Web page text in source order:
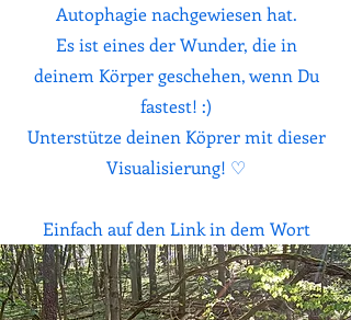
Autophagie nachgewiesen hat.
Es ist eines der Wunder, die in
deinem Körper geschehen, wenn Du
fastest! :)
Unterstütze deinen Köprer mit dieser
Visualisierung! ♡
Einfach auf den Link in dem Wort
Fastenmeditation klicken :)